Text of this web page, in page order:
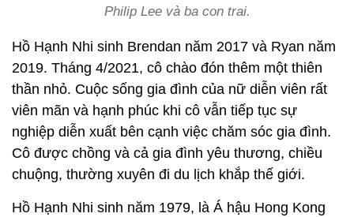
Philip Lee và ba con trai.
Hồ Hạnh Nhi sinh Brendan năm 2017 và Ryan năm
2019. Tháng 4/2021, cô chào đón thêm một thiên
thần nhỏ. Cuộc sống gia đình của nữ diễn viên rất
viên mãn và hạnh phúc khi cô vẫn tiếp tục sự
nghiệp diễn xuất bên cạnh việc chăm sóc gia đình.
Cô được chồng và cả gia đình yêu thương, chiều
chuộng, thường xuyên đi du lịch khắp thế giới.
Hồ Hạnh Nhi sinh năm 1979, là Á hậu Hong Kong